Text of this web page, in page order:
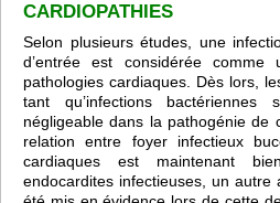
CARDIOPATHIES
Selon plusieurs études, une
d’entrée est considérée
pathologies cardiaques. Dès lors,
tant qu’infections
négligeable dans la pathogénie de
relation entre foyer infectieux
cardiaques est maintenant
endocardites infectieuses, un autre